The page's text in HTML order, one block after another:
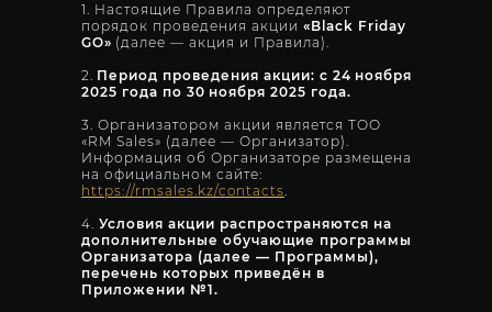
1. Настоящие Правила определяют
порядок проведения акции «Black Friday
GO» (далее — акция и Правила).
2. Период проведения акции: с 24 ноября
2025 года по 30 ноября 2025 года.
3. Организатором акции является ТОО
«RM Sales» (далее — Организатор).
Информация об Организаторе размещена
на официальном сайте:
https://rmsales.kz/contacts.
4. Условия акции распространяются на
дополнительные обучающие программы
Организатора (далее — Программы),
перечень которых приведён в
Приложении №1.